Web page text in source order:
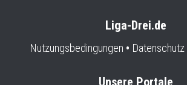
Liga-Drei.de
Nutzungsbedingungen Datenschutz
Unsere Portale